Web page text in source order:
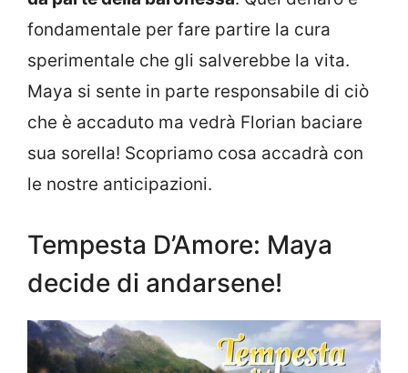
fondamentale per fare partire la cura
sperimentale che gli salverebbe la vita.
Maya si sente in parte responsabile di ciò
che è accaduto ma vedrà Florian baciare
sua sorella! Scopriamo cosa accadrà con
le nostre anticipazioni.
Tempesta D’Amore: Maya
decide di andarsene!